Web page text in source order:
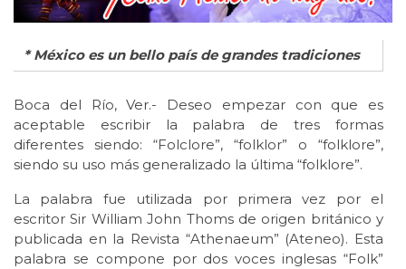
* México es un bello país de grandes tradiciones
Boca del Río, Ver.- Deseo empezar con que es
aceptable escribir la palabra de tres formas
diferentes siendo: “Folclore”, “folklor” o “folklore”,
siendo su uso más generalizado la última “folklore”.
La palabra fue utilizada por primera vez por el
escritor Sir William John Thoms de origen británico y
publicada en la Revista “Athenaeum” (Ateneo). Esta
palabra se compone por dos voces inglesas “Folk”